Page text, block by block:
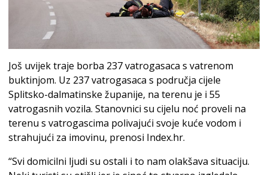
Još uvijek traje borba 237 vatrogasaca s vatrenom
buktinjom. Uz 237 vatrogasaca s područja cijele
Splitsko-dalmatinske županije, na terenu je i 55
vatrogasnih vozila. Stanovnici su cijelu noć proveli na
terenu s vatrogascima polivajući svoje kuće vodom i
strahujući za imovinu, prenosi Index.hr.
“Svi domicilni ljudi su ostali i to nam olakšava situaciju.